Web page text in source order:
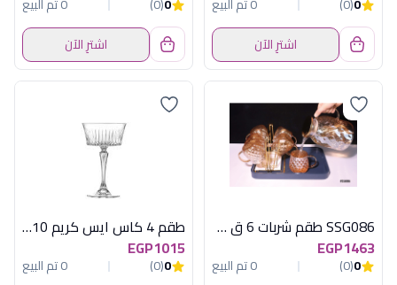
اشترِ الآن
اشترِ الآن
SSG086 طقم شربات 6 ق دبل جلاس اكسفورد
EGP1463
0
(0)
0 تم البيع
طقم 4 كاس ايس كريم 210 مل تايم ليس
EGP1015
0
(0)
0 تم البيع